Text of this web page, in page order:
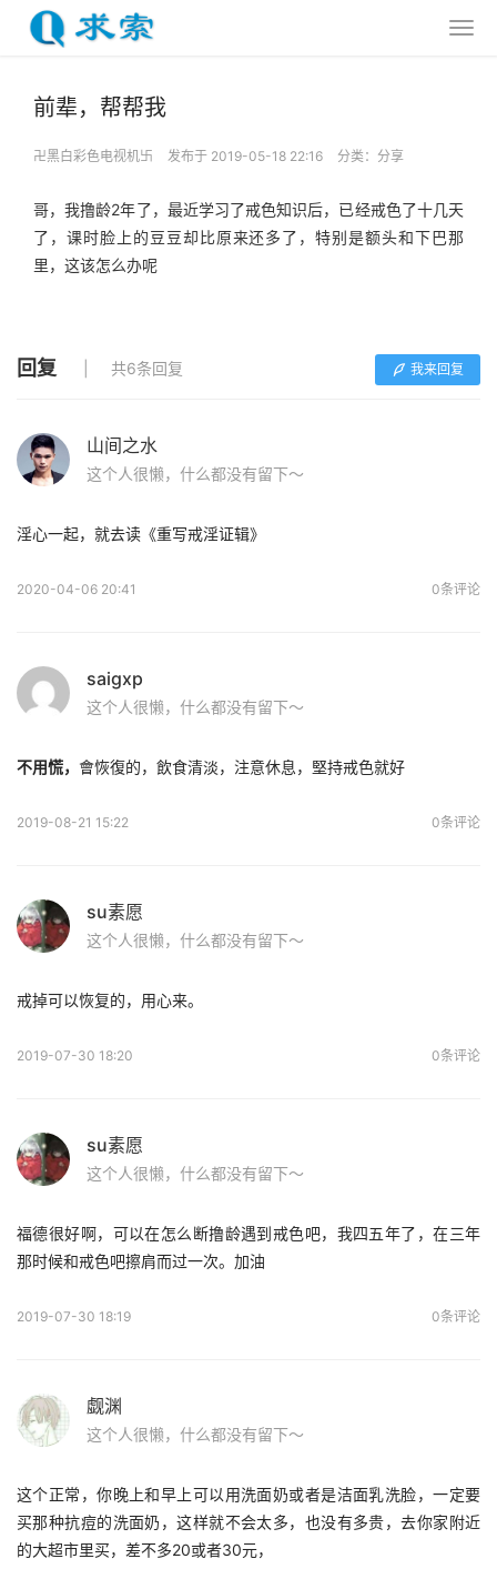
前辈，帮帮我
卍黑白彩色电视机卐 发布于 2019-05-18 22:16 分类： 分享
哥，我撸龄2年了，最近学习了戒色知识后，已经戒色了十几天
了，课时脸上的豆豆却比原来还多了，特别是额头和下巴那
里，这该怎么办呢
回复 共6条回复 我来回复
山间之水
这个人很懒，什么都没有留下～
淫心一起，就去读《重写戒淫证辑》
2020-04-06 20:41 0条评论
saigxp
这个人很懒，什么都没有留下～
不用慌， 會恢復的，飲食清淡，注意休息，堅持戒色就好
2019-08-21 15:22 0条评论
su素愿
这个人很懒，什么都没有留下～
戒掉可以恢复的，用心来。
2019-07-30 18:20 0条评论
su素愿
这个人很懒，什么都没有留下～
福德很好啊，可以在怎么断撸龄遇到戒色吧，我四五年了，在三年
那时候和戒色吧擦肩而过一次。加油
2019-07-30 18:19 0条评论
觑渊
这个人很懒，什么都没有留下～
这个正常，你晚上和早上可以用洗面奶或者是洁面乳洗脸，一定要
买那种抗痘的洗面奶，这样就不会太多，也没有多贵，去你家附近
的大超市里买，差不多20或者30元，